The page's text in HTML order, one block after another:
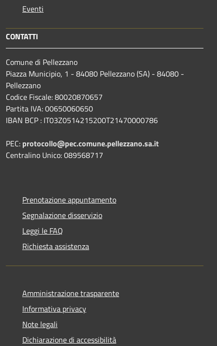
Eventi
CONTATTI
Comune di Pellezzano
Piazza Municipio, 1 - 84080 Pellezzano (SA) - 84080 -
Pellezzano
Codice Fiscale: 80020870657
Partita IVA: 00650060650
IBAN BCP : IT03Z0514215200T21470000786
PEC: protocollo@pec.comune.pellezzano.sa.it
Centralino Unico: 089568717
Prenotazione appuntamento
Segnalazione disservizio
Leggi le FAQ
Richiesta assistenza
Amministrazione trasparente
Informativa privacy
Note legali
Dichiarazione di accessibilità